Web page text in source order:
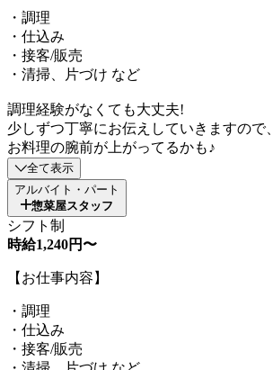
・調理
・仕込み
・接客/販売
・清掃、片づけ など
調理経験がなくても大丈夫!
少しずつ丁寧にお伝えしていきますので
お料理の腕前が上がってるかも♪
全て表示
アルバイト・パート
惣菜屋スタッフ
シフト制
時給1,240円〜
【お仕事内容】
・調理
・仕込み
・接客/販売